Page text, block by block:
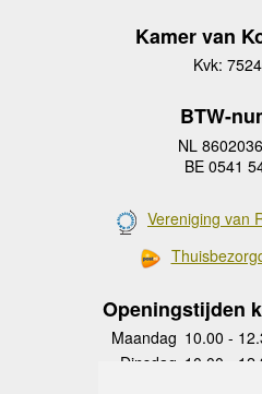
Kamer van
Kvk:
BTW-
NL
BE 0541
Vereniging van
Openingstijden
Maandag 10.00 -
Dinsdag 10.00 -